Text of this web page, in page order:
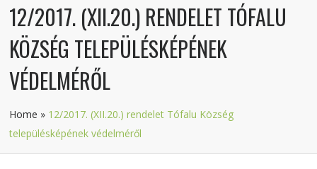
12/2017. (XII.20.) RENDELET TÓFALU
KÖZSÉG TELEPÜLÉSKÉPÉNEK
VÉDELMÉRŐL
Home » 12/2017. (XII.20.) rendelet Tófalu Község
településképének védelméről